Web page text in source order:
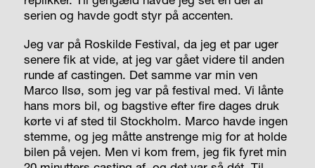
serien og havde godt styr på accenten.
Jeg var på Roskilde Festival, da jeg et par uger
senere fik at vide, at jeg var gået videre til anden
runde af castingen. Det samme var min ven
Marco Ilsø, som jeg var på festival med. Vi lånte
hans mors bil, og bagstive efter fire dages druk
kørte vi af sted til Stockholm. Marco havde ingen
stemme, og jeg måtte anstrenge mig for at holde
bilen på vejen. Men vi kom frem, jeg fik fyret min